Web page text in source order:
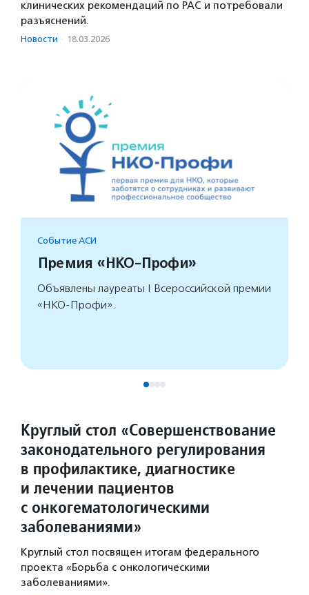
клинических рекомендаций по РАС и потребовали
разъяснений.
Новости · 18.03.2026
Событие АСИ
Премия «НКО-Профи»
Объявлены лауреаты I Всероссийской премии
«НКО-Профи».
Круглый стол «Совершенствование
законодательного регулирования
в профилактике, диагностике
и лечении пациентов
с онкогематологическими
заболеваниями»
Круглый стол посвящен итогам федерального
проекта «Борьба с онкологическими
заболеваниями».